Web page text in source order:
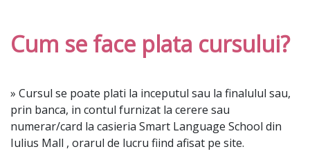
Cum se face plata cursului?
» Cursul se poate plati la inceputul sau la finalulul sau,
prin banca, in contul furnizat la cerere sau
numerar/card la casieria Smart Language School din
Iulius Mall , orarul de lucru fiind afisat pe site.